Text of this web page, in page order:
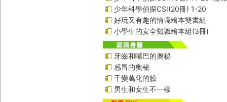
少年科學偵探CSI(20冊) 1-20
好玩又有趣的情境繪本雙書組
小學生的安全知識繪本組(3冊)
牙齒和嘴巴的奧秘
感冒的奧秘
千變萬化的臉
男生和女生不一樣